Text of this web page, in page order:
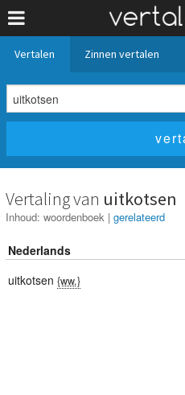
Vertalen Zinnen vertalen
Vertaling van uitkotsen
Inhoud: woordenboek | gerelateerd
Nederlands
uitkotsen {ww.}